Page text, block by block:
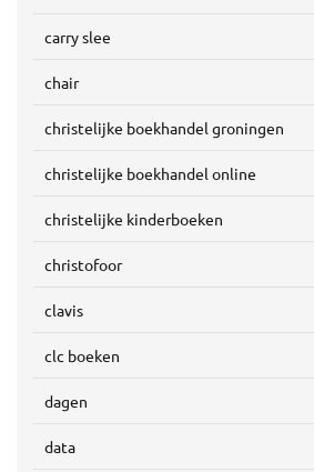
carry slee
chair
christelijke boekhandel groningen
christelijke boekhandel online
christelijke kinderboeken
christofoor
clavis
clc boeken
dagen
data